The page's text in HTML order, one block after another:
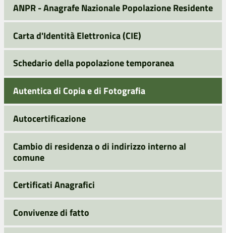
ANPR - Anagrafe Nazionale Popolazione Residente
Carta d'Identità Elettronica (CIE)
Schedario della popolazione temporanea
Autentica di Copia e di Fotografia
Autocertificazione
Cambio di residenza o di indirizzo interno al
comune
Certificati Anagrafici
Convivenze di fatto